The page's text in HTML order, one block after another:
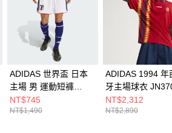
」時，將依據個別帳號之用戶狀況，依本公司即
；若仍有額度不足之情形，本公司將視審查結果
或使用他人資訊註冊。若發現惡意使用之情形，
權停止該用戶之使用額度並採取法律行動。
ADIDAS 世界盃 日本
主場 男 運動短褲
JN1868
NT$745
NT$1,490
ADIDAS 1994 年
牙主場球衣
NT$2,312
NT$2,890